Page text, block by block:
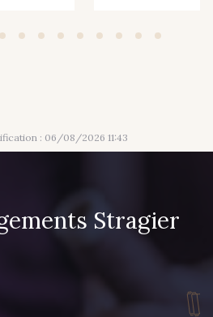
: 06/08/2026 11:43
Stragier